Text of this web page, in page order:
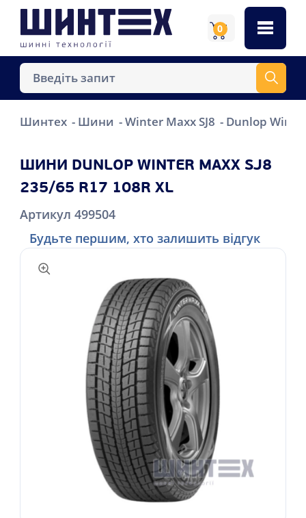
0
Шинтех Шини Winter Maxx SJ8 Dunlop
ШИНИ DUNLOP WINTER MAXX SJ8
235/65 R17 108R XL
Артикул 499504
Будьте першим, хто залишить відгук